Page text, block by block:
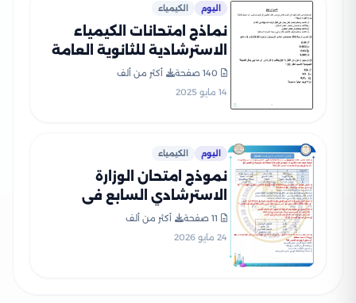
اليوم الكيمياء
نماذج امتحانات الكيمياء
الاسترشادية للثانوية العامة
2025 (12 نموذج بصيغة PDF)
140 صفحة
أكثر من ألف
14 مايو 2025
اليوم الكيمياء
نموذج امتحان الوزارة
الاسترشادي السابع في
الكيمياء للثانوية العامة 2026
11 صفحة
أكثر من ألف
24 مايو 2026